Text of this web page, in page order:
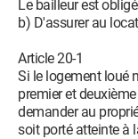
Le bailleur est
b) D'assurer au
Article 20-1
Si le logement loué
premier et
demander au
soit porté atteinte à